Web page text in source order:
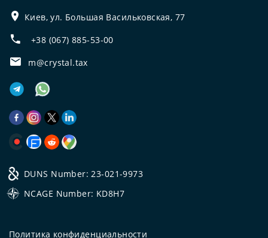
Киев, ул. Большая Васильковская, 77
+38 (067) 885-53-00
m@crystal.tax
DUNS Number: 23-021-9973
NCAGE Number: KD8H7
Политика конфиденциальности